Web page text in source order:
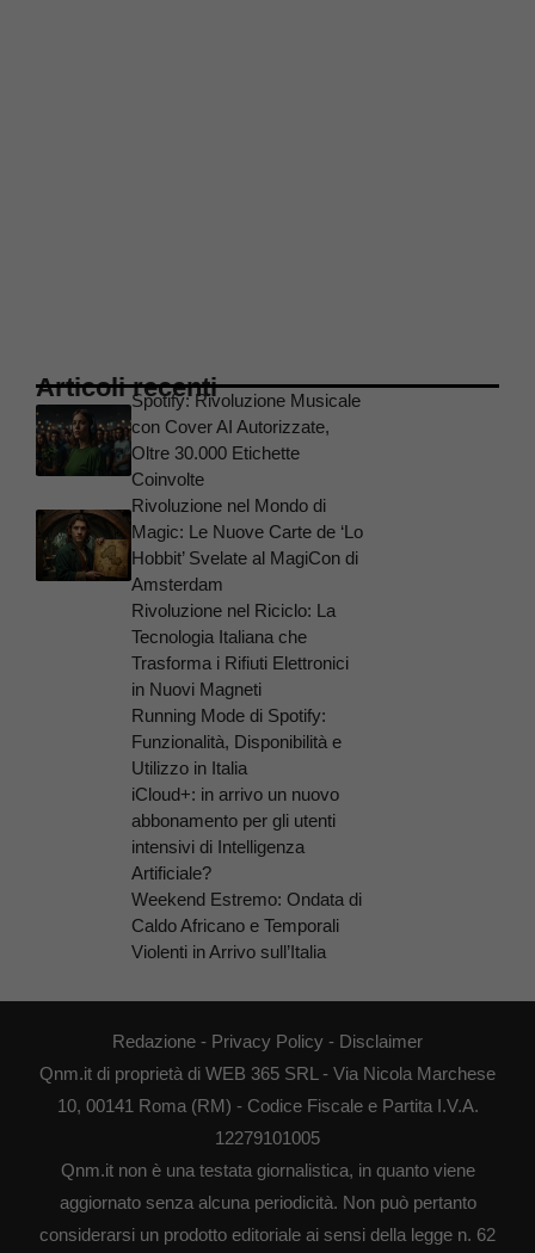
Articoli recentiSpotify: Rivoluzione Musicale
con Cover AI Autorizzate,
Oltre 30.000 Etichette
Coinvolte
Rivoluzione nel Mondo di
Magic: Le Nuove Carte de ‘Lo
Hobbit’ Svelate al MagiCon di
Amsterdam
Rivoluzione nel Riciclo: La
Tecnologia Italiana che
Trasforma i Rifiuti Elettronici
in Nuovi Magneti
Running Mode di Spotify:
Funzionalità, Disponibilità e
Utilizzo in Italia
iCloud+: in arrivo un nuovo
abbonamento per gli utenti
intensivi di Intelligenza
Artificiale?
Weekend Estremo: Ondata di
Caldo Africano e Temporali
Violenti in Arrivo sull’Italia
Redazione - Privacy Policy - Disclaimer
Qnm.it di proprietà di WEB 365 SRL - Via Nicola Marchese
10, 00141 Roma (RM) - Codice Fiscale e Partita I.V.A.
12279101005
Qnm.it non è una testata giornalistica, in quanto viene
aggiornato senza alcuna periodicità. Non può pertanto
considerarsi un prodotto editoriale ai sensi della legge n. 62